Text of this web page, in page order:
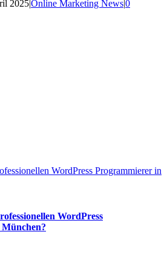
2025Online Marketing News0
WordPress Programmierer in
WordPress